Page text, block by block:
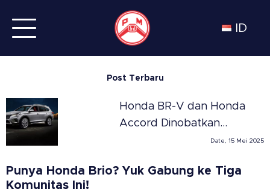
ID
Punya Honda Brio? Yuk Gabung ke Tiga
Komunitas Ini!
Post Terbaru
Honda BR-V dan Honda
Accord Dinobatkan
Sebagai SUV dan Sedan
Meksiko versi Automovil
Date, 15 Mei 2025